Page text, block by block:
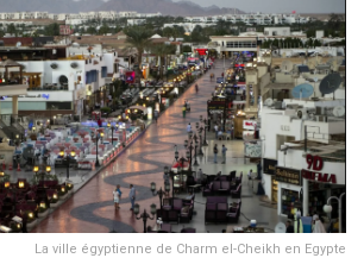
La ville égyptienne de Charm el-Cheikh en Egypte